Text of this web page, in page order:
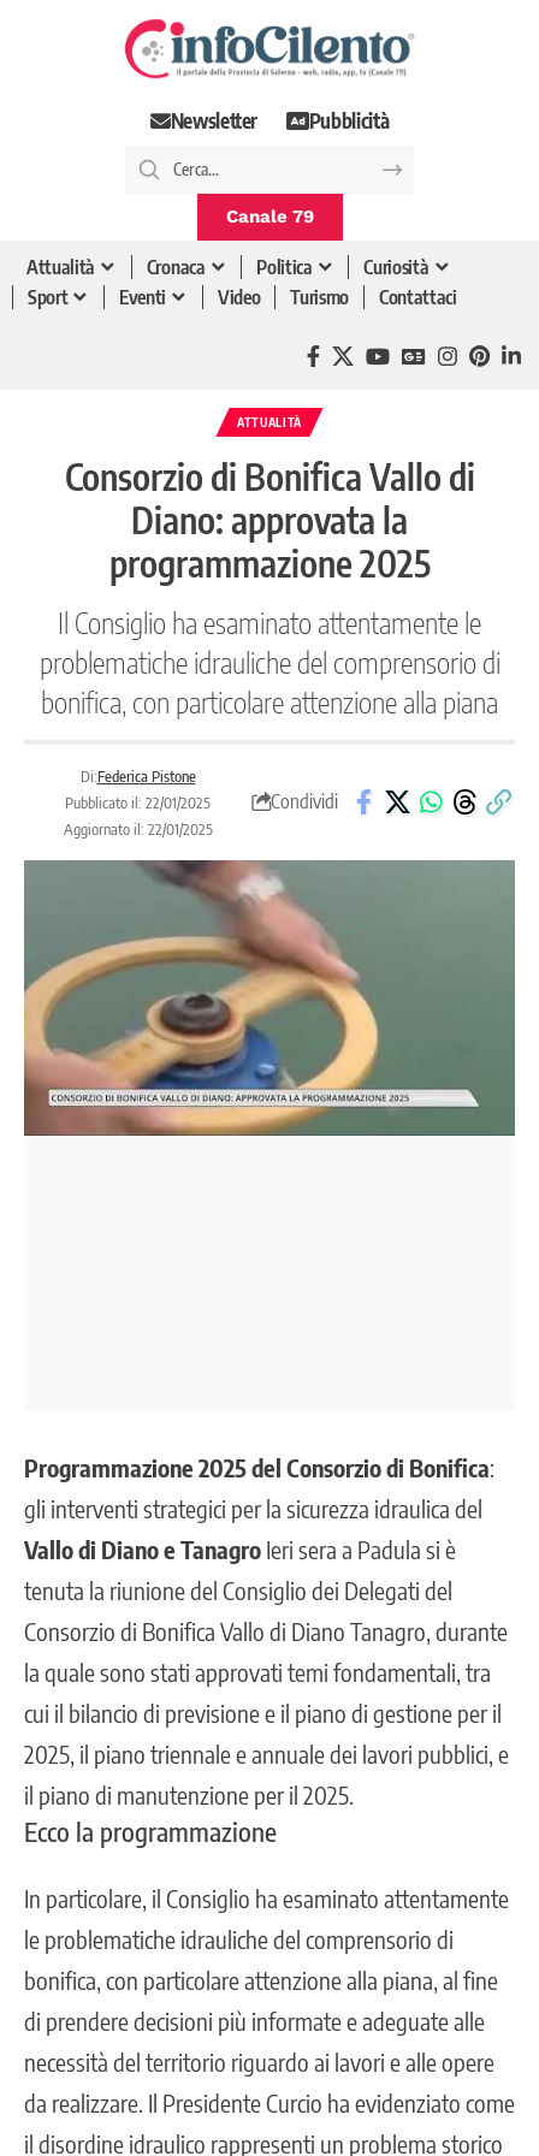
Newsletter Pubblicità
Canale 79
Attualità Cronaca Politica
Curiosità
Sport
Eventi Video Turismo Contattaci
ATTUALITÀ
Consorzio di Bonifica Vallo di
Diano: approvata la
programmazione 2025
Il Consiglio ha esaminato attentamente le
problematiche idrauliche del comprensorio di
bonifica, con particolare attenzione alla piana
Di:Federica Pistone
Pubblicato il: 22/01/2025
Aggiornato il: 22/01/2025
Condividi
Programmazione 2025 del Consorzio di Bonifica:
gli interventi strategici per la sicurezza idraulica del
Vallo di Diano e Tanagro Ieri sera a Padula si è
tenuta la riunione del Consiglio dei Delegati del
Consorzio di Bonifica Vallo di Diano Tanagro, durante
la quale sono stati approvati temi fondamentali, tra
cui il bilancio di previsione e il piano di gestione per il
2025, il piano triennale e annuale dei lavori pubblici, e
il piano di manutenzione per il 2025.
Ecco la programmazione
In particolare, il Consiglio ha esaminato attentamente
le problematiche idrauliche del comprensorio di
bonifica, con particolare attenzione alla piana, al fine
di prendere decisioni più informate e adeguate alle
necessità del territorio riguardo ai lavori e alle opere
da realizzare. Il Presidente Curcio ha evidenziato come
il disordine idraulico rappresenti un problema storico